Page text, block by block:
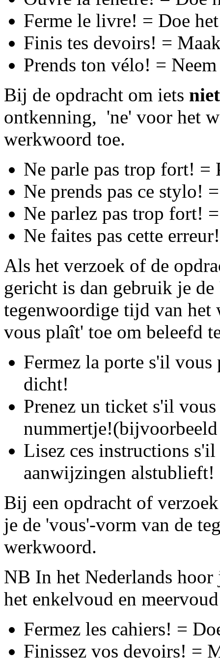
Ferme le livre! = Doe
Finis tes devoirs! =
Prends ton vélo! =
Bij de opdracht om iets niet
ontkenning, 'ne' voor het
werkwoord toe.
Ne parle pas trop fort! =
Ne prends pas ce stylo!
Ne parlez pas trop fort!
Ne faites pas cette
Als het verzoek of de
gericht is dan gebruik je
tegenwoordige tijd van het
vous plaît' toe om beleefd
Fermez la porte s'il
dicht!
Prenez un ticket s'il
Lisez ces instructions
aanwijzingen alstublieft!
Bij een opdracht of
je de 'vous'-vorm van de
werkwoord.
NB In het Nederlands hoor
het enkelvoud en
Fermez les cahiers! =
Finissez vos devoirs! =